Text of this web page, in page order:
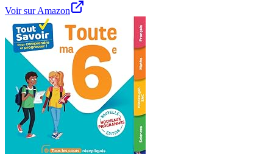
Chouette Je m'entraîne - Le Tout-en-un 6e Nouveau